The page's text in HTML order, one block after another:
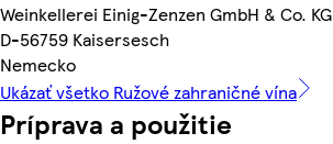
Weinkellerei Einig-Zenzen GmbH & Co. KG
D-56759 Kaisersesch
Nemecko
Ukázať všetko Ružové zahraničné vína
Príprava a použitie